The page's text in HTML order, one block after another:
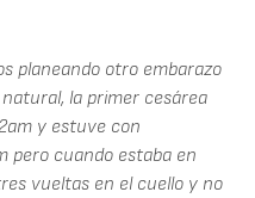
planeando otro embarazo
la primer cesárea
y estuve con
pero cuando estaba en
vueltas en el cuello y no